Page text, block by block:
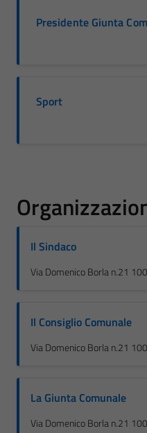
Presidente Giunta
Sport
Il Sindaco
Via Domenico Borla n.21
Il Consiglio Comunale
Via Domenico Borla n.21
La Giunta Comunale
Via Domenico Borla n.21